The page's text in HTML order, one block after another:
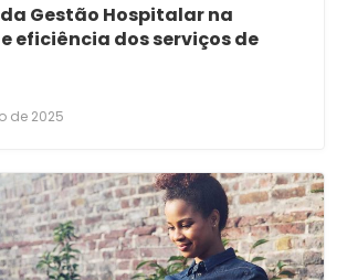
Gestão Hospitalar na
eficiência dos serviços de
de 2025